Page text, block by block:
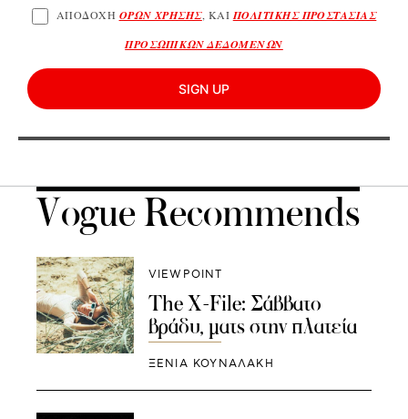
ΑΠΟΔΟΧΗ ΟΡΩΝ ΧΡΗΣΗΣ, ΚΑΙ ΠΟΛΙΤΙΚΗΣ ΠΡΟΣΤΑΣΙΑΣ
ΠΡΟΣΩΠΙΚΩΝ ΔΕΔΟΜΕΝΩΝ
SIGN UP
Vogue Recommends
VIEWPOINT
The X-File: Σάββατο
βράδυ, ματς στην πλατεία
ΞΕΝΙΑ ΚΟΥΝΑΛΑΚΗ